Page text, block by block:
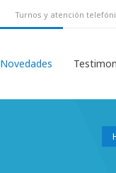
Turnos y atención
Novedades